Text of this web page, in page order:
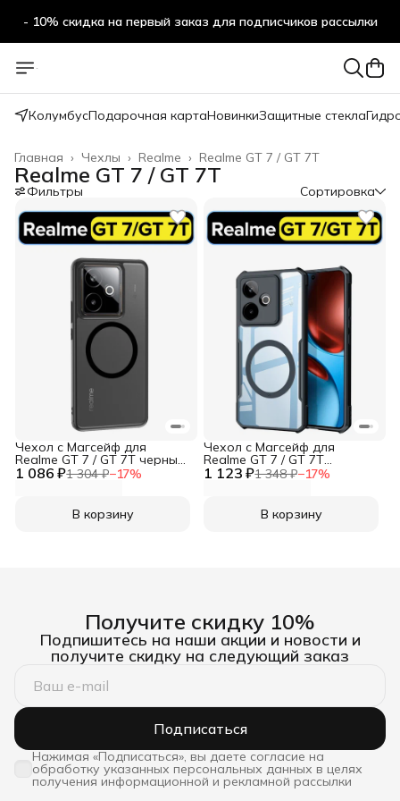
- 10% скидка на первый заказ для подписчиков рассылки
КолумбусПодарочная картаНовинкиЗащитные стекла
Realme GT 7 / GT 7T
Realme ›
Чехлы ›
Главная ›
Realme GT 7 / GT 7T
Фильтры Сортировка
1 086 ₽1 304 ₽−17%
Чехол с Магсейф для
Realme GT 7 / GT 7T черный
матовый с черным бортом
В корзину
1 123 ₽1 348 ₽−17%
Чехол с Магсейф для
Realme GT 7 / GT 7T
противоударный с
В корзину
Получите скидку 10%
Подпишитесь на наши акции и новости и
получите скидку на следующий заказ
Подписаться
Нажимая «Подписаться», вы даете согласие на
обработку указанных персональных данных в целях
получения информационной и рекламной рассылки